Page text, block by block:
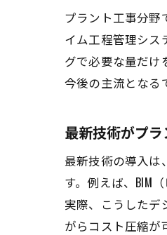
プラント工事分野
イム工程管理シス
グで必要な量だけ
今後の主流となる
最新技術がプ
最新技術の導入は
す。例えば、BIM
実際、こうしたデ
がらコスト圧縮が